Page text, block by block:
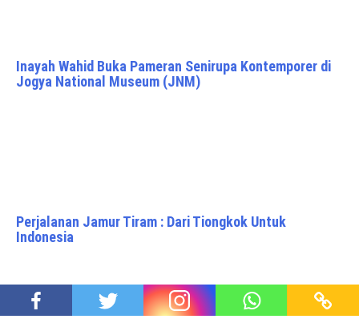
Inayah Wahid Buka Pameran Senirupa Kontemporer di
Jogya National Museum (JNM)
Perjalanan Jamur Tiram : Dari Tiongkok Untuk
Indonesia